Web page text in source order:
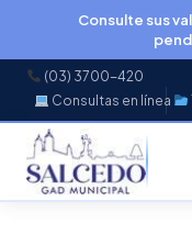
Consulte sus
(03) 3700-420
Consultas en línea